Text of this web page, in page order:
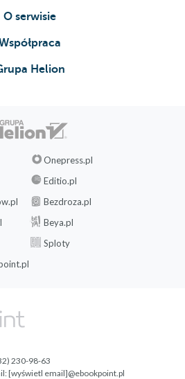
O serwisie
Helion
Onepress.pl
Editio.pl
Bezdroza.pl
Beya.pl
Sploty
230-98-63
[wyświetl email]@ebookpoint.pl